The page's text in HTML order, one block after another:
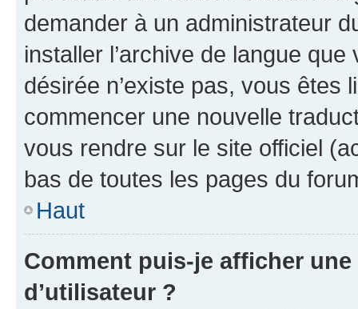
demander à un administrateur
installer l’archive de langue
désirée n’existe pas, vous êtes
commencer une nouvelle
vous rendre sur le site officiel
bas de toutes les pages du
Haut
Comment puis-je afficher
d’utilisateur ?